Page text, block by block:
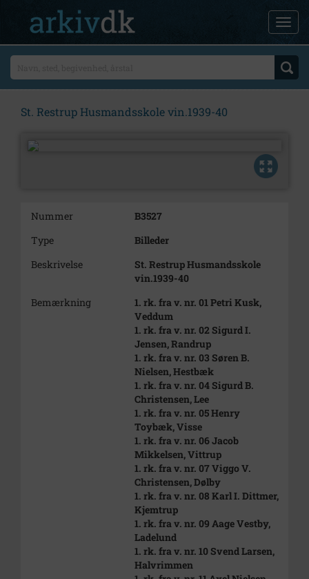
St. Restrup Husmandsskole vin.1939-40
Nummer
B3527
Type
Billeder
Beskrivelse
St. Restrup Husmandsskole
vin.1939-40
Bemærkning
1. rk. fra v. nr. 01 Petri Kusk,
Veddum
1. rk. fra v. nr. 02 Sigurd I.
Jensen, Randrup
1. rk. fra v. nr. 03 Søren B.
Nielsen, Hestbæk
1. rk. fra v. nr. 04 Sigurd B.
Christensen, Lee
1. rk. fra v. nr. 05 Henry
Toybæk, Visse
1. rk. fra v. nr. 06 Jacob
Mikkelsen, Vittrup
1. rk. fra v. nr. 07 Viggo V.
Christensen, Dølby
1. rk. fra v. nr. 08 Karl I. Dittmer,
Kjemtrup
1. rk. fra v. nr. 09 Aage Vestby,
Ladelund
1. rk. fra v. nr. 10 Svend Larsen,
Halvrimmen